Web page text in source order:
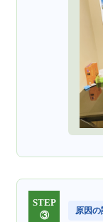
STEP
③
原因